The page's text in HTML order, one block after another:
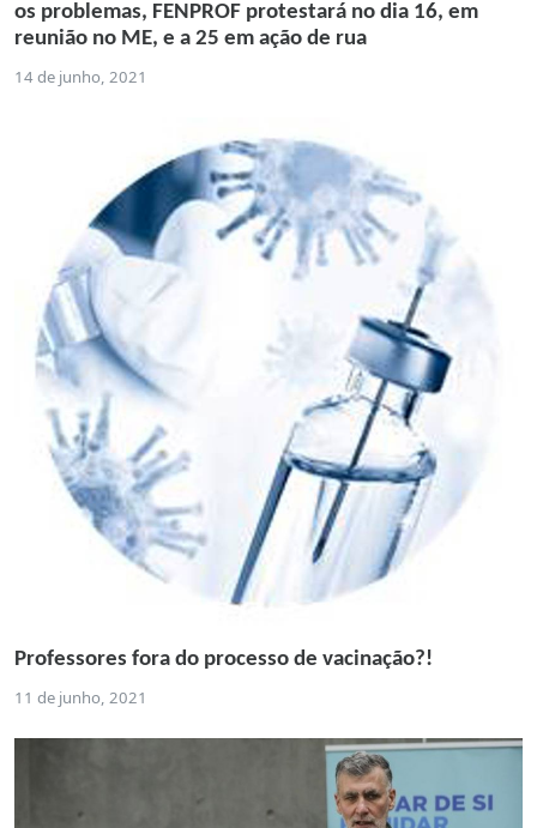
os problemas, FENPROF protestará no dia 16, em
reunião no ME, e a 25 em ação de rua
14 de junho, 2021
Professores fora do processo de vacinação?!
11 de junho, 2021